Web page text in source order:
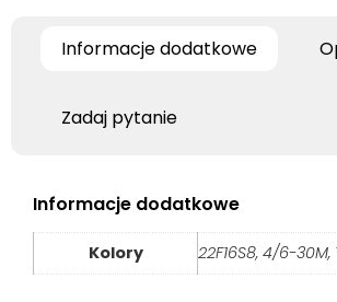
Informacje dodatkowe
Zadaj pytanie
Informacje dodatkowe
Kolory 22F16S8, 4/6-30M,